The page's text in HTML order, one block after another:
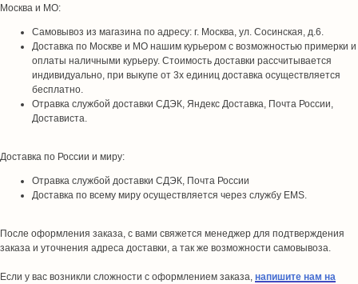
Москва и МО:
Самовывоз из магазина по адресу: г. Москва, ул. Сосинская, д.6.
Доставка по Москве и МО нашим курьером с возможностью примерки и
оплаты наличными курьеру. Стоимость доставки рассчитывается
индивидуально, при выкупе от 3х единиц доставка осуществляется
бесплатно.
Отравка службой доставки СДЭК, Яндекс Доставка, Почта России,
Достависта.
Доставка по России и миру:
Отравка службой доставки СДЭК, Почта России
Доставка по всему миру осуществляется через службу EMS.
После оформления заказа, с вами свяжется менеджер для подтверждения
заказа и уточнения адреса доставки, а так же возможности самовывоза.
Если у вас возникли сложности с оформлением заказа, напишите нам на